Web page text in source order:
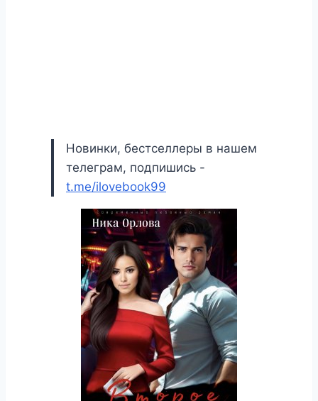
Новинки, бестселлеры в нашем
телеграм, подпишись -
t.me/ilovebook99